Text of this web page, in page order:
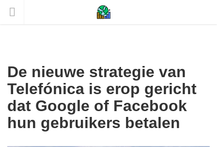
De nieuwe strategie van
Telefónica is erop gericht
dat Google of Facebook
hun gebruikers betalen